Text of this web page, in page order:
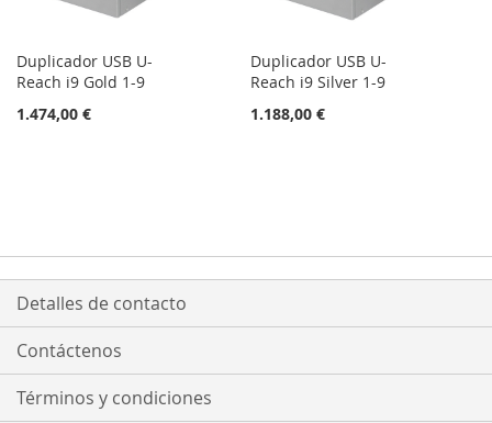
Duplicador USB U-
Reach i9 Gold 1-9
1.474,00 €
Duplicador USB U-
Reach i9 Silver 1-9
1.188,00 €
Detalles de contacto
Contáctenos
Términos y condiciones